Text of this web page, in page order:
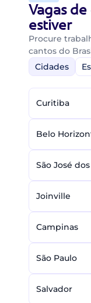
Vagas
estiver
Procure
cantos do
Cidades
Curitiba
Belo
São José
Joinville
Campinas
São Paulo
Salvador